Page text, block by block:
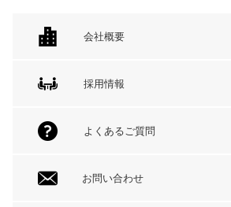
会社概要
採用情報
よくあるご質問
お問い合わせ